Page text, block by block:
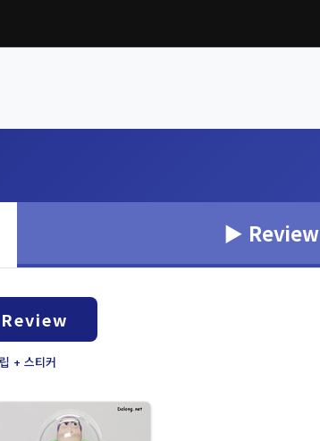
▶ Review
+ 스티커